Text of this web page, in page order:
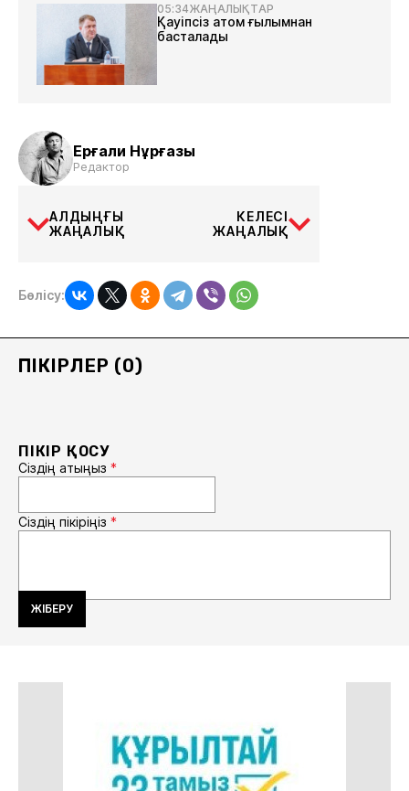
05:34ЖАҢАЛЫҚТАР
Қауіпсіз атом ғылымнан
басталады
Ерғали Нұрғазы
Редактор
АЛДЫҢҒЫ
ЖАҢАЛЫҚ
КЕЛЕСІ
ЖАҢАЛЫҚ
Бөлісу:
ПІКІРЛЕР (0)
ПІКІР ҚОСУ
Сіздің атыңыз *
Сіздің пікіріңіз *
ЖІБЕРУ